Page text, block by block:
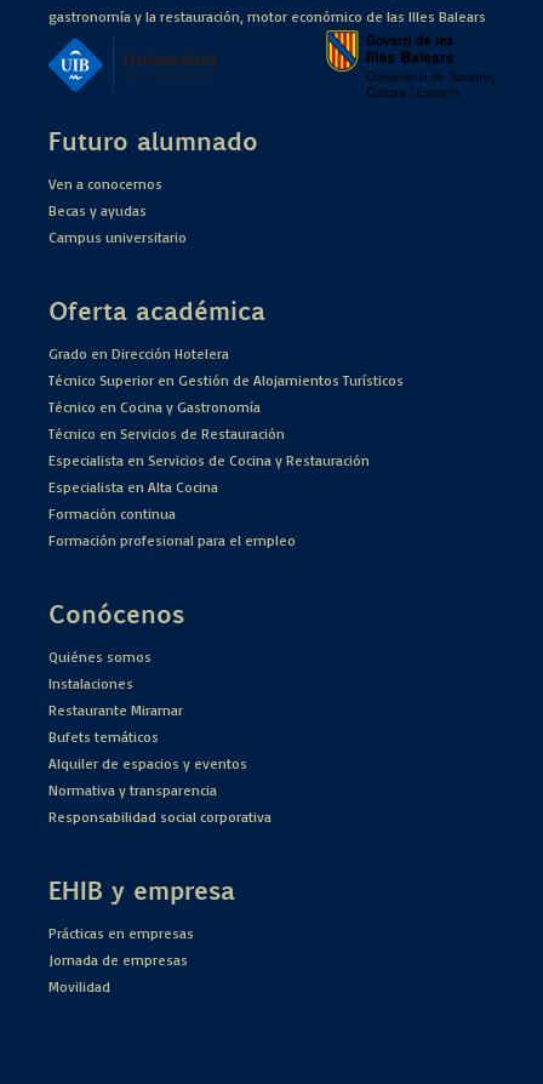
gastronomía y la restauración, motor económico de las Illes Balears
Futuro alumnado
Ven a conocernos
Becas y ayudas
Campus universitario
Oferta académica
Grado en Dirección Hotelera
Técnico Superior en Gestión de Alojamientos Turísticos
Técnico en Cocina y Gastronomía
Técnico en Servicios de Restauración
Especialista en Servicios de Cocina y Restauración
Especialista en Alta Cocina
Formación continua
Formación profesional para el empleo
Conócenos
Quiénes somos
Instalaciones
Restaurante Miramar
Bufets temáticos
Alquiler de espacios y eventos
Normativa y transparencia
Responsabilidad social corporativa
EHIB y empresa
Prácticas en empresas
Jornada de empresas
Movilidad